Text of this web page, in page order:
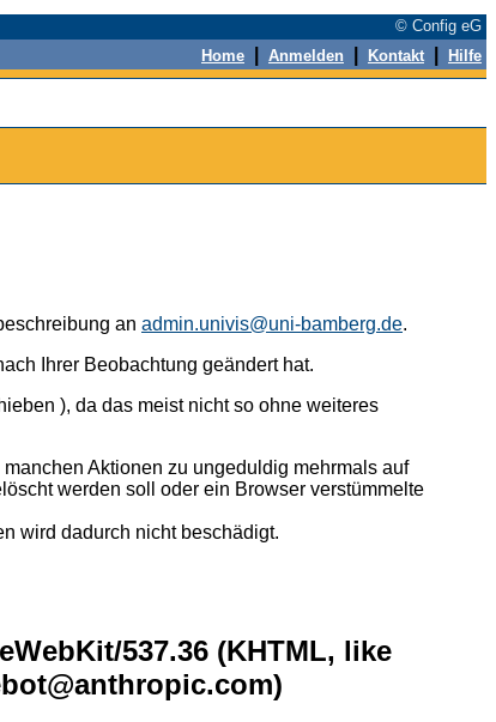
© Config eG
Home Anmelden Kontakt Hilfe
an admin.univis@uni-bamberg.de.
Ihrer Beobachtung geändert hat.
), da das meist nicht so ohne weiteres
Aktionen zu ungeduldig mehrmals auf
werden soll oder ein Browser verstümmelte
wird dadurch nicht beschädigt.
537.36 (KHTML, like